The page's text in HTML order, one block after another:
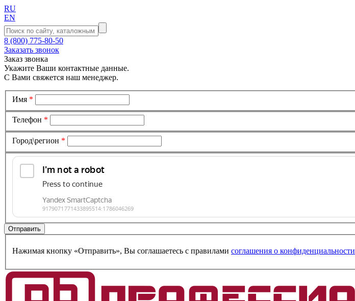
RU
EN
8 (800) 775-80-50
Заказать звонок
Заказ звонка
Укажите Ваши контактные данные.
С Вами свяжется наш менеджер.
Имя *
Телефон *
Город\регион *
Нажимая кнопку «Отправить», Вы соглашаетесь c правилами соглашения о конфиденциальности